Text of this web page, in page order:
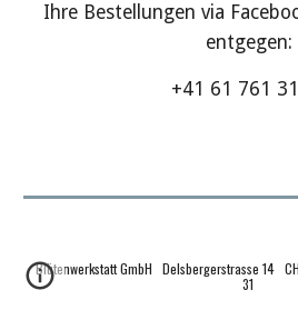
Ihre Bestellungen via
entgegen:
+41 61 761
Blütenwerkstatt GmbH Delsbergerstrasse 14
31